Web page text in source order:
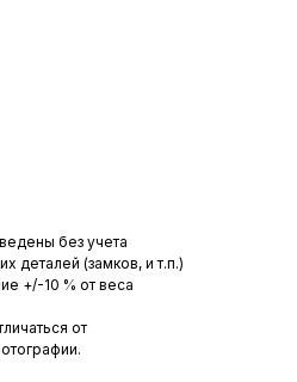
без учета
деталей (замков, и т.п.)
+/-10 % от веса
от